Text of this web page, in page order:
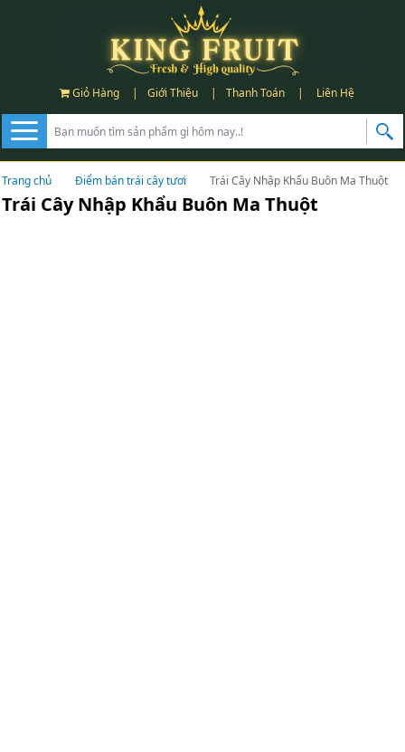
Giỏ Hàng | Giới Thiệu | Thanh Toán | Liên Hệ
Trang chủ Điểm bán trái cây tươi Trái Cây Nhập Khẩu Buôn Ma Thuột
Trái Cây Nhập Khẩu Buôn Ma Thuột